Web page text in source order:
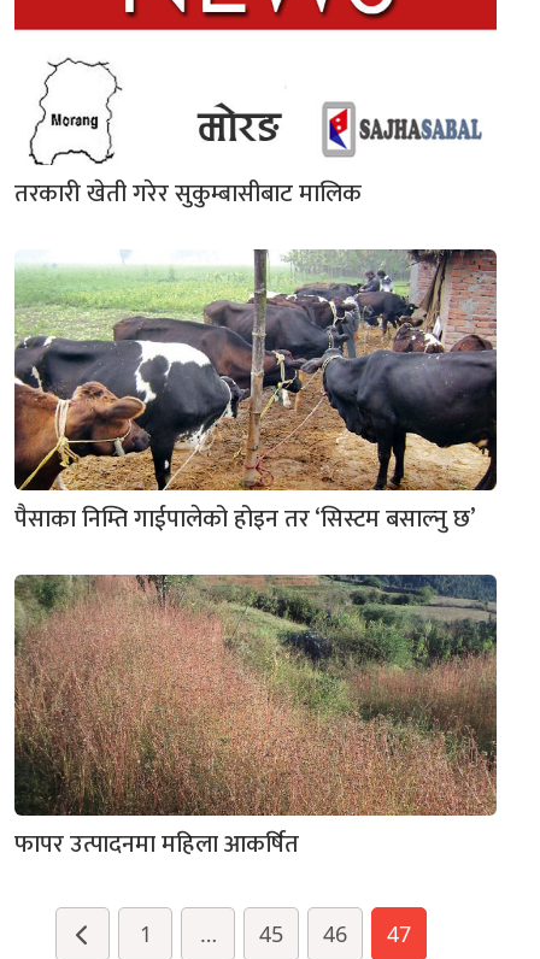
तरकारी खेती गरेर सुकुम्बासीबाट मालिक
पैसाका निम्ति गाईपालेको होइन तर ‘सिस्टम बसाल्नु छ’
फापर उत्पादनमा महिला आकर्षित
1 … 45 46 47